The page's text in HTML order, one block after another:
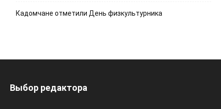
Кадомчане отметили День физкультурника
Выбор редактора